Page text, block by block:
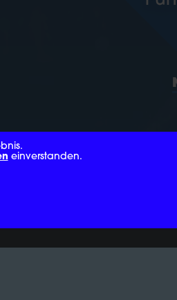
einverstanden.